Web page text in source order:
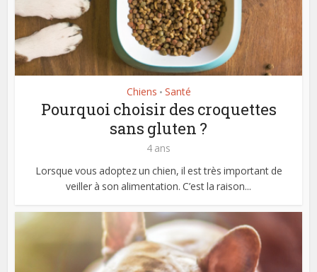
Chiens • Santé
Pourquoi choisir des croquettes
sans gluten ?
4 ans
Lorsque vous adoptez un chien, il est très important de
veiller à son alimentation. C’est la raison...